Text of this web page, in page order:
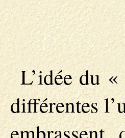
L’idée du
différentes